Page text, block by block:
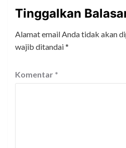
Tinggalkan
Alamat email Anda tidak akan
wajib ditandai*
Komentar *